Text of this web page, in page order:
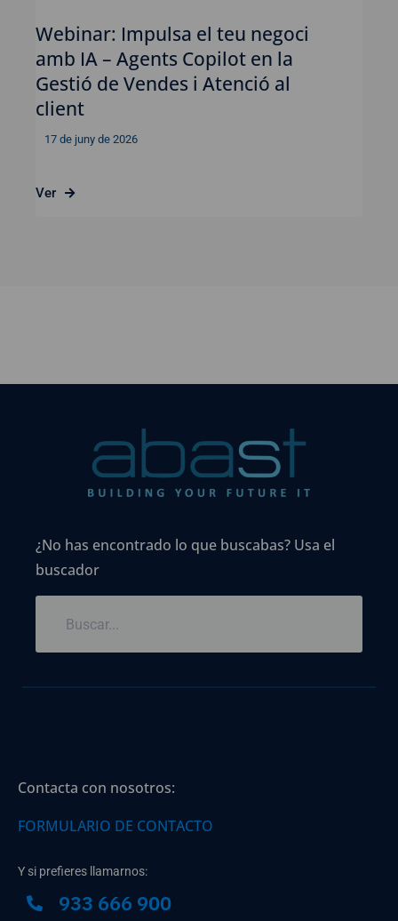
Webinar: Impulsa el teu negoci
amb IA – Agents Copilot en la
Gestió de Vendes i Atenció al
client
17 de juny de 2026
Ver
¿No has encontrado lo que buscabas? Usa el
buscador
Contacta con nosotros:
FORMULARIO DE CONTACTO
Y si prefieres llamarnos:
933 666 900